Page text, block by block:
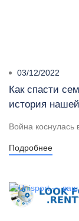
03/12/2022
Как спасти
история
Война коснулась
Подробнее